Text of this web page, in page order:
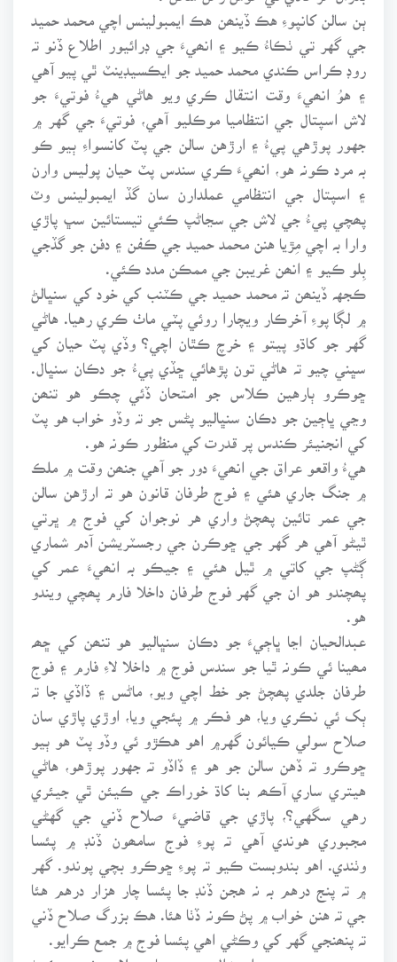
ٻن سالن کانپوءِ هڪ ڏينھن هڪ ايمبولينس اچي محمد حميد
جي گهر تي ٺڪاءُ ڪيو ۽ انھيءَ جي ڊرائيور اطلاع ڏنو تہ
روڊ ڪراس ڪندي محمد حميد جو ايڪسيڊينٽ ٿي پيو آهي
۽ هوُ انھيءَ وقت انتقال ڪري ويو هاڻي هيءُ فوتيءَ جو
لاش اسپتال جي انتظاميا موڪليو آهي، فوتيءَ جي گهر ۾
جهور پوڙهي پيءُ ۽ ارڙهن سالن جي پٽ کانسواءِ ٻيو ڪو
بہ مرد ڪونہ هو، انھيءَ ڪري سندس پٽ حيان پوليس وارن
۽ اسپتال جي انتظامي عملدارن سان گڏ ايمبولينس وٽ
پھچي پيءُ جي لاش جي سڃاڻپ ڪئي تيستائين سڀ پاڙي
وارا بہ اچي مِڙيا هنن محمد حميد جي ڪفن ۽ دفن جو گڏجي
بِلو ڪيو ۽ انھن غريبن جي ممڪن مدد ڪئي.
ڪجهہ ڏينھن تہ محمد حميد جي ڪٽنب کي خود کي سنڀالڻ
۾ لڳا پوءِ آخرڪار ويچارا روئي پٽي ماٺ ڪري رهيا. هاڻي
گهر جو کاڌو پيتو ۽ خرچ ڪٿان اچي؟ وڏي پٽ حيان کي
سڀني چيو تہ هاڻي تون پڙهائي ڇڏي پيءُ جو دڪان سنڀال.
ڇوڪرو ٻارهين ڪلاس جو امتحان ڏئي چڪو هو تنھن
وڃي ڀاڄين جو دڪان سنڀاليو پڻس جو تہ وڏو خواب هو پٽ
کي انجنيئر ڪندس پر قدرت کي منظور ڪونہ هو.
هيءُ واقعو عراق جي انھيءَ دور جو آهي جنھن وقت ۾ ملڪ
۾ جنگ جاري هئي ۽ فوج طرفان قانون هو تہ ارڙهن سالن
جي عمر تائين پھچڻ واري هر نوجوان کي فوج ۾ ڀرتي
ٿيڻو آهي هر گهر جي ڇوڪرن جي رجسٽريشن آدم شماري
ڳڻپ جي کاتي ۾ ٿيل هئي ۽ جيڪو بہ انھيءَ عمر کي
پھچندو هو ان جي گهر فوج طرفان داخلا فارم پھچي ويندو
عبدالحيان اڃا ڀاڄيءَ جو دڪان سنڀاليو هو تنھن کي ڇھہ
مھينا ئي ڪونہ ٿيا جو سندس فوج ۾ داخلا لاءِ فارم ۽ فوج
طرفان جلدي پھچڻ جو خط اچي ويو، ماڻس ۽ ڏاڏي جا تہ
ٻک ئي نڪري ويا، هو فڪر ۾ پئجي ويا، اوڙي پاڙي سان
صلاح سولي ڪيائون گهر۾ اهو هڪڙو ئي وڏو پٽ هو ٻيو
ڇوڪرو تہ ڏهن سالن جو هو ۽ ڏاڏو تہ جهور پوڙهو، هاڻي
هيتري ساري آڪھہ بنا کاڌ خوراڪ جي ڪيئن ٿي جيئري
رهي سگهي؟، پاڙي جي قاضيءَ صلاح ڏني جي گهڻي
مجبوري هوندي آهي تہ پوءِ فوج سامھون ڏنڊ ۾ پئسا
وٺندي. اهو بندوبست ڪيو تہ پوءِ ڇوڪرو بچي پوندو. گهر
۾ تہ پنج درهم بہ نہ هجن ڏنڊ جا پئسا چار هزار درهم هئا
جي تہ هنن خواب ۾ پڻ ڪونہ ڏٺا هئا. هڪ بزرگ صلاح ڏني
تہ پنھنجي گهر کي وڪڻي اهي پئسا فوج ۾ جمع ڪرايو.
محمد حميد جي بيواھہ زال سهري سان صلاح مشورو ڪرڻ